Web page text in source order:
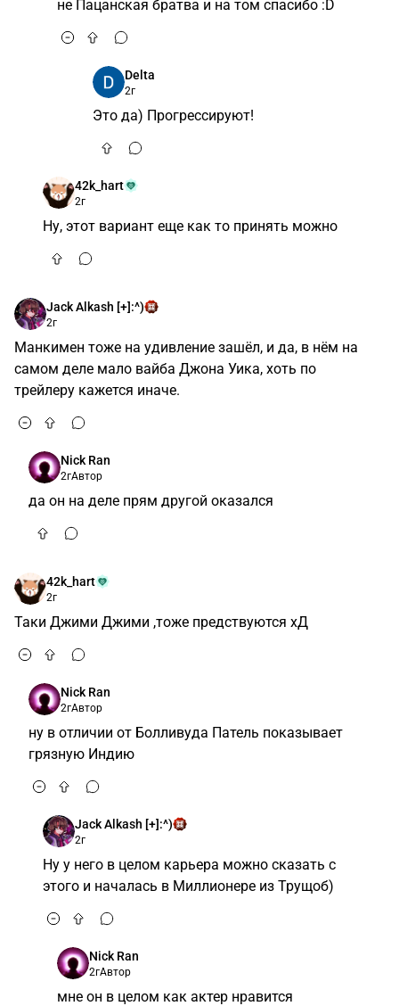
не Пацанская братва и на том спасибо :D
Delta
2г
Это да) Прогрессируют!
42k_hart
2г
Ну, этот вариант еще как то принять можно
Jack Alkash [+]:^)
2г
Манкимен тоже на удивление зашёл, и да, в нём на
самом деле мало вайба Джона Уика, хоть по
трейлеру кажется иначе.
Nick Ran
2гАвтор
да он на деле прям другой оказался
42k_hart
2г
Таки Джими Джими ,тоже предствуются хД
Nick Ran
2гАвтор
ну в отличии от Болливуда Патель показывает
грязную Индию
Jack Alkash [+]:^)
2г
Ну у него в целом карьера можно сказать с
этого и началась в Миллионере из Трущоб)
Nick Ran
2гАвтор
мне он в целом как актер нравится